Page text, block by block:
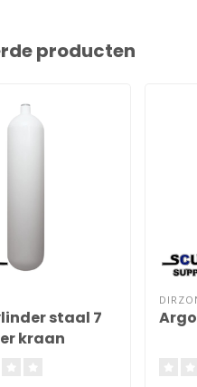
producten
staal 7
kraan